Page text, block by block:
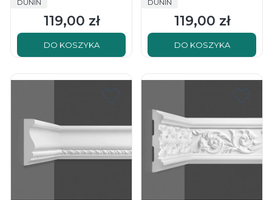
DUNIN
Cena
119,00 zł
DO KOSZYKA
DUNIN
Cena
119,00 zł
DO KOSZYKA